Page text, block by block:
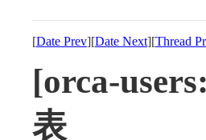
[Date Prev][Date Next][Thread
[orca-
表